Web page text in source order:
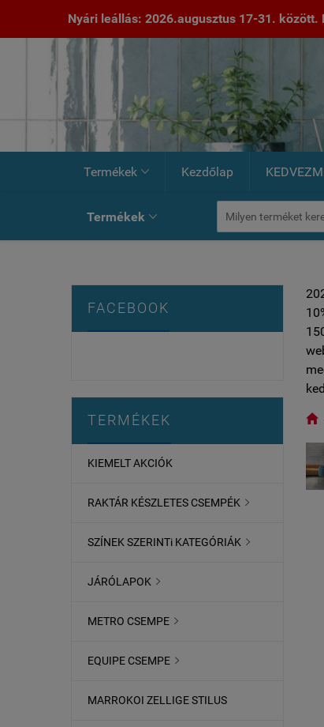
Nyári leállás: 2026.augusztus 17-31.
Termékek  Kezdőlap
Termékek 
FACEBOOK
TERMÉKEK
KIEMELT AKCIÓK
RAKTÁR KÉSZLETES CSEMPÉK 
SZÍNEK SZERINTi KATEGÓRIÁK 
JÁRÓLAPOK 
METRO CSEMPE 
EQUIPE CSEMPE 
MARROKOI ZELLIGE STILUS
